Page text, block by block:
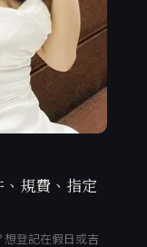
規費、指定
登記在假日或吉